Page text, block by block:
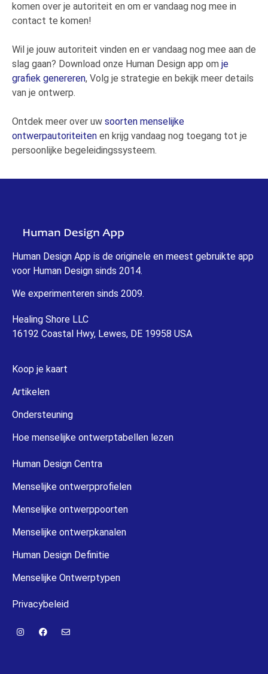
komen over je autoriteit en om er vandaag nog mee in
contact te komen!
Wil je jouw autoriteit vinden en er vandaag nog mee aan de
slag gaan? Download onze Human Design app om je
grafiek genereren, Volg je strategie en bekijk meer details
van je ontwerp.
Ontdek meer over uw soorten menselijke
ontwerpautoriteiten en krijg vandaag nog toegang tot je
persoonlijke begeleidingssysteem.
Human Design App is de originele en meest gebruikte app
voor Human Design sinds 2014.
We experimenteren sinds 2009.
Healing Shore LLC
16192 Coastal Hwy, Lewes, DE 19958 USA
Koop je kaart
Artikelen
Ondersteuning
Hoe menselijke ontwerptabellen lezen
Human Design Centra
Menselijke ontwerpprofielen
Menselijke ontwerppoorten
Menselijke ontwerpkanalen
Human Design Definitie
Menselijke Ontwerptypen
Privacybeleid